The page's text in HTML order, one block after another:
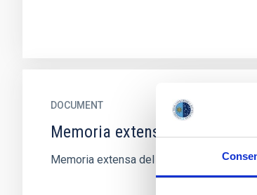
DOCUMENT
Memoria extensa IAC 2021
Memoria extensa del IAC 2021